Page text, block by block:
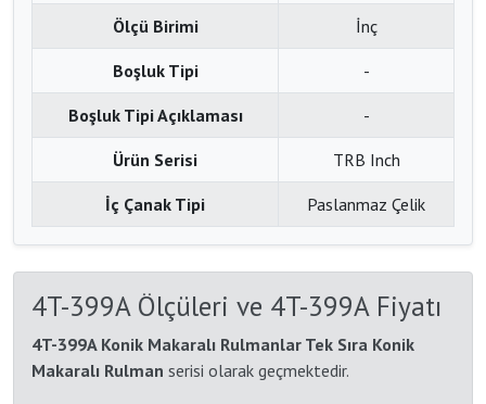
Ölçü Birimi İnç
Boşluk Tipi -
Boşluk Tipi Açıklaması -
Ürün Serisi TRB Inch
İç Çanak Tipi Paslanmaz Çelik
4T-399A Ölçüleri ve 4T-399A Fiyatı
4T-399A Konik Makaralı Rulmanlar Tek Sıra Konik
Makaralı Rulman serisi olarak geçmektedir.